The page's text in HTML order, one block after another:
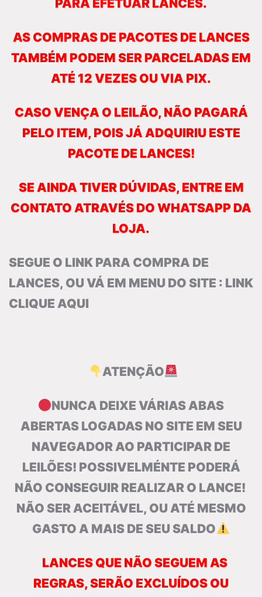
PARA EFETUAR LANCES.
AS COMPRAS DE PACOTES DE LANCES
TAMBÉM PODEM SER PARCELADAS EM
ATÉ 12 VEZES OU VIA PIX.
CASO VENÇA O LEILÃO, NÃO PAGARÁ
PELO ITEM, POIS JÁ ADQUIRIU ESTE
PACOTE DE LANCES!
SE AINDA TIVER DÚVIDAS, ENTRE EM
CONTATO ATRAVÉS DO WHATSAPP DA
LOJA.
SEGUE O LINK PARA COMPRA DE
LANCES, OU VÁ EM MENU DO SITE : LINK
CLIQUE AQUI
ATENÇÃO
NUNCA DEIXE VÁRIAS ABAS
ABERTAS LOGADAS NO SITE EM SEU
NAVEGADOR AO PARTICIPAR DE
LEILÕES! POSSIVELMÉNTE PODERÁ
NÃO CONSEGUIR REALIZAR O LANCE!
NÃO SER ACEITÁVEL, OU ATÉ MESMO
GASTO A MAIS DE SEU SALDO
LANCES QUE NÃO SEGUEM AS
REGRAS, SERÃO EXCLUÍDOS OU